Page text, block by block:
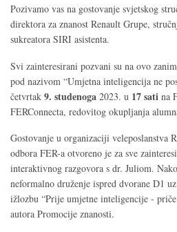
Pozivamo vas na gostovanje svjetskog
direktora za znanost Renault Grupe,
sukreatora SIRI asistenta.
Svi zainteresirani pozvani su na ovo
pod nazivom “Umjetna inteligencija ne
četvrtak 9. studenoga 2023. u 17 sati na
FERConnecta, redovitog okupljanja
Gostovanje u organizaciji veleposlanstva
odbora FER-a otvoreno je za sve
interaktivnog razgovora s dr. Juliom.
neformalno druženje ispred dvorane D1
ižlozbu “Prije umjetne inteligencije -
autora Promocije znanosti.